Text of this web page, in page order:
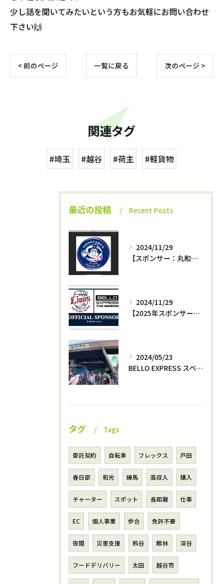
少し話を聞いてみたいという方もお気軽にお問い合わせ
下さい🙌
< 前のページ 一覧に戻る 次のページ >
関連タグ
#埼玉 #越谷 #荷主 #軽貨物
最近の投稿 Recent Posts
2024/11/29
【スポンサー：丸和運輸機関az−momotaro’s】12月7日最終戦‼️
2024/11/29
【2025年スポンサー決定‼️】西武ライオンズ✖️株式会社BELLO
2024/05/23
BELLO EXPRESS スペシャルナイター開催⚾️
タグ Tags
委託契約 自転車 フレックス 戸田
春日部 和光 練馬 高収入 購入
チャーター スポット 長距離 仕事
EC 個人事業 歩合 免許不要
夜間 災害支援 熊谷 館林 深谷
フードデリバリー 太田 越谷市